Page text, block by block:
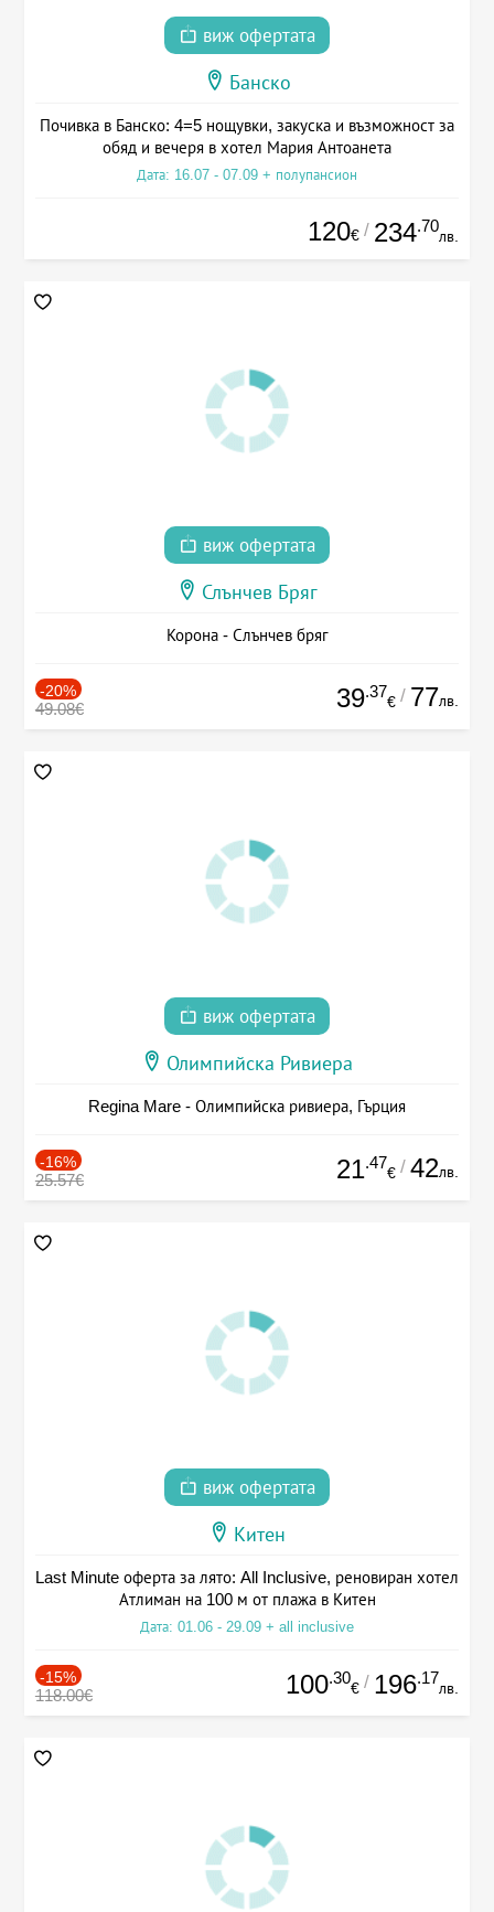
виж офертата
Банско
Почивка в Банско: 4=5 нощувки, закуска и възможност за
обяд и вечеря в хотел Мария Антоанета
Дата: 16.07 - 07.09 + полупансион
120€ / 234.70
лв.
виж офертата
Слънчев Бряг
Корона - Слънчев бряг
-20%
49.08€ 39.37
€ / 77лв.
виж офертата
Олимпийска Ривиера
Regina Mare - Олимпийска ривиера, Гърция
-16%
25.57€ 21.47
€ / 42лв.
виж офертата
Китен
Last Minute оферта за лято: All Inclusive, реновиран хотел
Атлиман на 100 м от плажа в Китен
Дата: 01.06 - 29.09 + all inclusive
-15%
118.00€ 100.30
€ / 196.17
лв.